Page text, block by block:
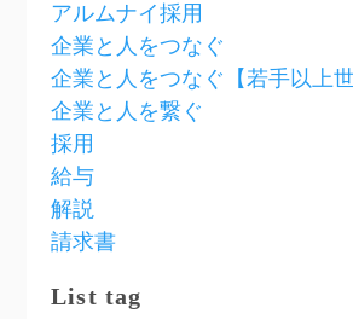
アルムナイ採用
企業と人をつなぐ
企業と人をつなぐ【若手以上世
企業と人を繋ぐ
採用
給与
解説
請求書
List tag